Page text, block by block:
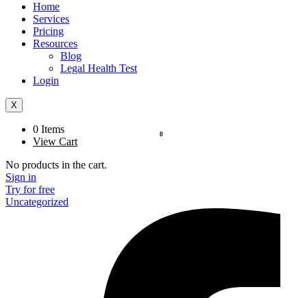
Home
Services
Pricing
Resources
Blog
Legal Health Test
Login
X
0
0 Items
View Cart
No products in the cart.
Sign in
Try for free
Uncategorized